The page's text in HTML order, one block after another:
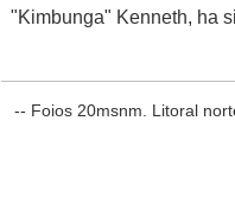
"Kimbunga" Kenneth, ha
-- Foios 20msnm. Litoral